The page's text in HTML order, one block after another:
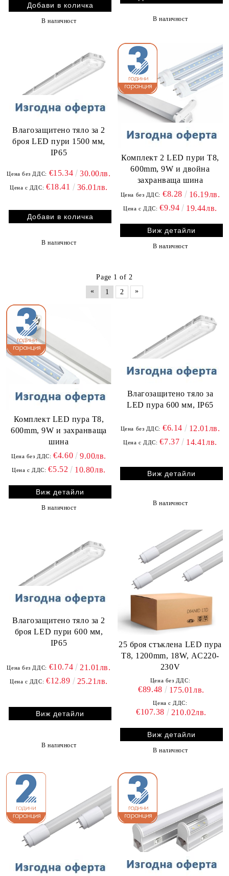
В наличност В наличност
Влагозащитено тяло за 2
броя LED пури 1500 мм,
IP65
Цена без ДДС: €15.34 30.00лв.
Цена с ДДС: €18.41 36.01лв.
В наличност
Комплект 2 LED пури T8,
600mm, 9W и двойна
захранваща шина
Цена без ДДС: €8.28 16.19лв.
Цена с ДДС: €9.94 19.44лв.
Виж детайли
В наличност
Page 1 of 2
«
1 2 »
Комплект LED пура T8,
600mm, 9W и захранваща
шина
Цена без ДДС: €4.60 9.00лв.
Цена с ДДС: €5.52 10.80лв.
Виж детайли
В наличност
Влагозащитено тяло за
LED пурa 600 мм, IP65
Цена без ДДС: €6.14 12.01лв.
Цена с ДДС: €7.37 14.41лв.
Виж детайли
В наличност
Влагозащитено тяло за 2
броя LED пури 600 мм,
IP65
Цена без ДДС: €10.74 21.01лв.
Цена с ДДС: €12.89 25.21лв.
Виж детайли
В наличност
25 броя стъклена LED пура
T8, 1200mm, 18W, AC220-
230V
Цена без ДДС:
€89.48 175.01лв.
Цена с ДДС:
€107.38 210.02лв.
Виж детайли
В наличност